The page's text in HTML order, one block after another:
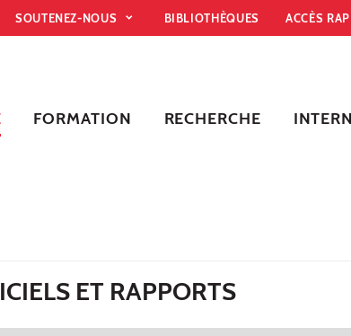
SOUTENEZ-NOUS BIBLIOTHÈQUES ACCÈS
FORMATION RECHERCHE
ET RAPPORTS